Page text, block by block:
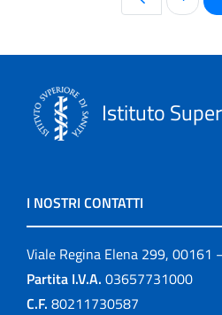
Istituto
I NOSTRI CONTATTI
Viale Regina Elena 299, 00161
Partita I.V.A. 03657731000
C.F. 80211730587